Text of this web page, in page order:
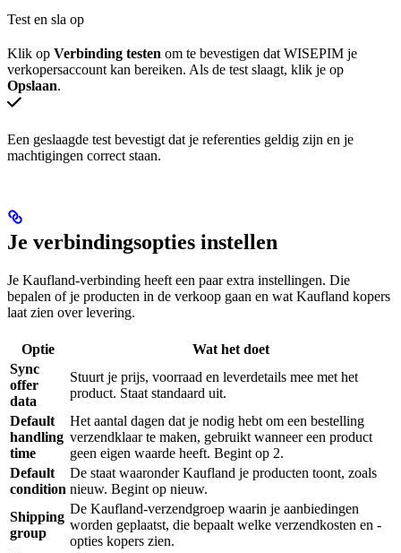
Test en sla op
Klik op Verbinding testen om te bevestigen dat WISEPIM je
verkopersaccount kan bereiken. Als de test slaagt, klik je op
Opslaan.
Een geslaagde test bevestigt dat je referenties geldig zijn en je
machtigingen correct staan.
Je verbindingsopties instellen
Je Kaufland-verbinding heeft een paar extra instellingen. Die
bepalen of je producten in de verkoop gaan en wat Kaufland kopers
laat zien over levering.
Optie
Wat het doet
Sync
offer
data
Stuurt je prijs, voorraad en leverdetails mee met het
product. Staat standaard uit.
Default
handling
time
Het aantal dagen dat je nodig hebt om een bestelling
verzendklaar te maken, gebruikt wanneer een product
geen eigen waarde heeft. Begint op 2.
Default
condition
De staat waaronder Kaufland je producten toont, zoals
nieuw. Begint op nieuw.
Shipping
group
De Kaufland-verzendgroep waarin je aanbiedingen
worden geplaatst, die bepaalt welke verzendkosten en -
opties kopers zien.